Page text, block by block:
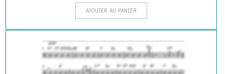
AJOUTER AU PANIER